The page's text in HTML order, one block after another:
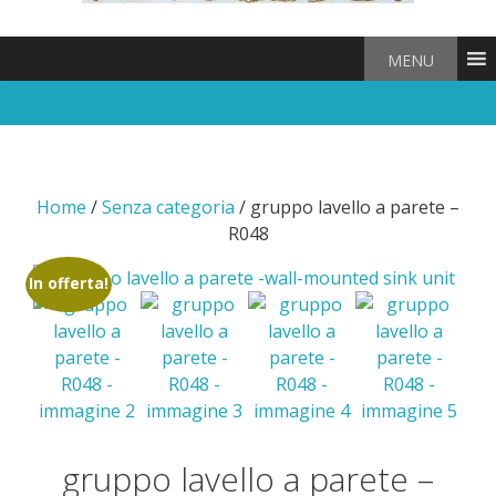
MENU
Home /Senza categoria / gruppo lavello a parete –
R048
In offerta!
gruppo lavello a parete –